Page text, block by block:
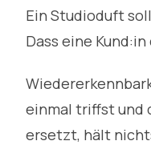
Ein Studioduft
Dass eine
einmal triffst und
ersetzt, hält